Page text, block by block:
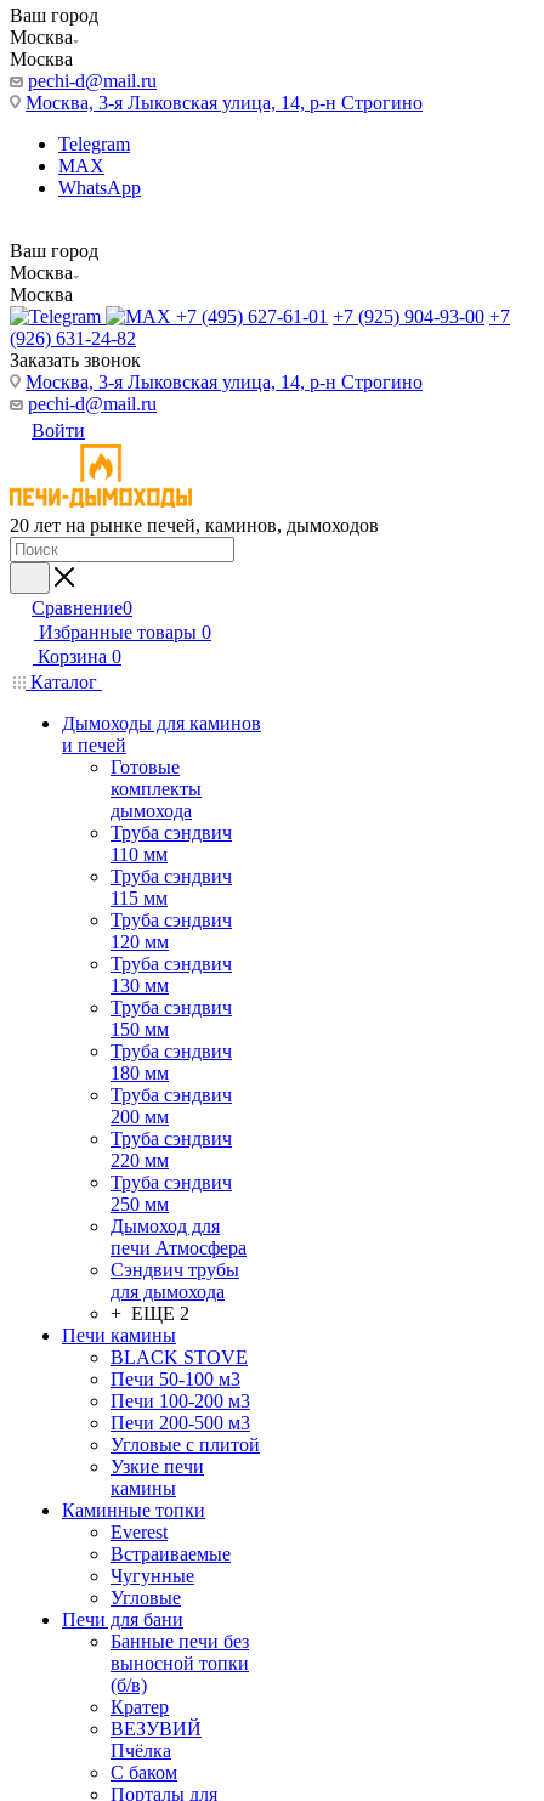
Ваш город
Москва
Москва
pechi-d@mail.ru
Москва, 3-я Лыковская улица, 14, р-н Строгино
Telegram
MAX
WhatsApp
Ваш город
Москва
Москва
+7 (495) 627-61-01 +7 (925) 904-93-00 +7
(926) 631-24-82
Заказать звонок
Москва, 3-я Лыковская улица, 14, р-н Строгино
pechi-d@mail.ru
Войти
20 лет на рынке печей, каминов, дымоходов
Сравнение0
Избранные товары 0
Корзина 0
Каталог
Дымоходы для каминов
и печей
Готовые
комплекты
дымохода
Труба сэндвич
110 мм
Труба сэндвич
115 мм
Труба сэндвич
120 мм
Труба сэндвич
130 мм
Труба сэндвич
150 мм
Труба сэндвич
180 мм
Труба сэндвич
200 мм
Труба сэндвич
220 мм
Труба сэндвич
250 мм
Дымоход для
печи Атмосфера
Сэндвич трубы
для дымохода
+ ЕЩЕ 2
Печи камины
BLACK STOVE
Печи 50-100 м3
Печи 100-200 м3
Печи 200-500 м3
Угловые с плитой
Узкие печи
камины
Каминные топки
Everest
Встраиваемые
Чугунные
Угловые
Печи для бани
Банные печи без
выносной топки
(б/в)
Кратер
ВЕЗУВИЙ
Пчёлка
С баком
Порталы для